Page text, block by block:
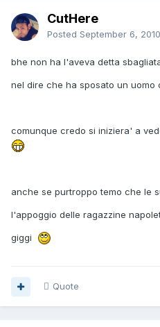
CutHere
Posted September 6, 2010
bhe non ha l'aveva detta
nel dire che ha sposato un
comunque credo si iniziera' a
anche se purtroppo temo che le
l'appoggio delle ragazzine
giggi
Quote